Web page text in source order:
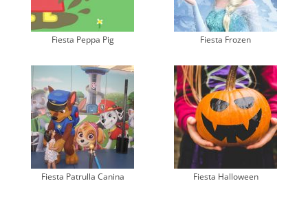
Fiesta Peppa Pig Fiesta Frozen
Fiesta Patrulla Canina Fiesta Halloween